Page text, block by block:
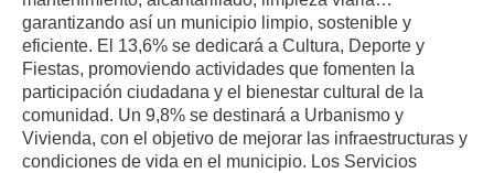
garantizando así un municipio limpio, sostenible y
eficiente. El 13,6% se dedicará a Cultura, Deporte y
Fiestas, promoviendo actividades que fomenten la
participación ciudadana y el bienestar cultural de la
comunidad. Un 9,8% se destinará a Urbanismo y
Vivienda, con el objetivo de mejorar las infraestructuras y
condiciones de vida en el municipio. Los Servicios